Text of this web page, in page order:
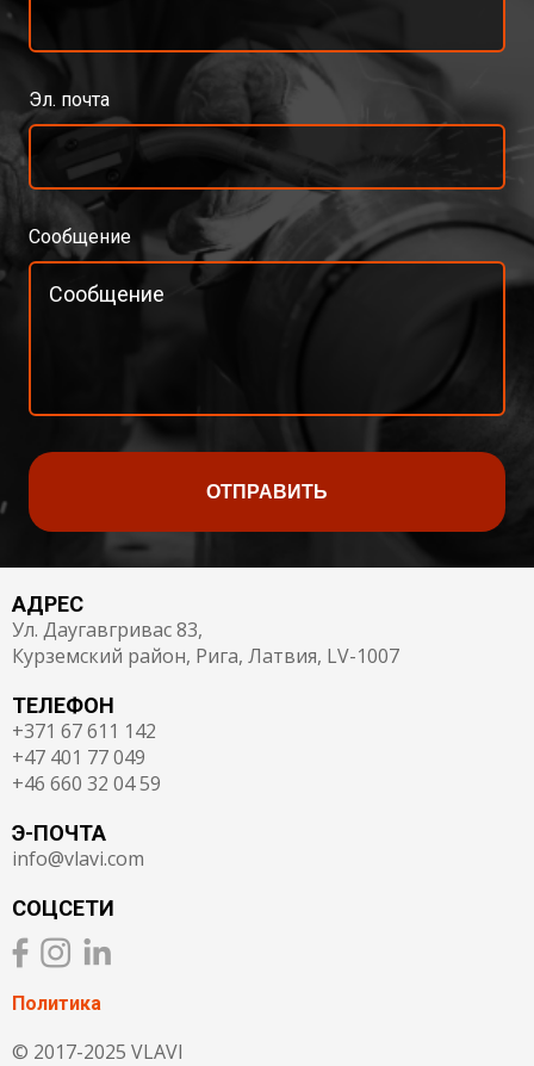
Эл. почта
Сообщение
ОТПРАВИТЬ
АДРЕС
Ул. Даугавгривас 83,
Курземский район, Рига, Латвия, LV-1007
ТЕЛЕФОН
+371 67 611 142
+47 401 77 049
+46 660 32 04 59
Э-ПОЧТА
info@vlavi.com
СОЦСЕТИ
Политика
© 2017-2025 VLAVI